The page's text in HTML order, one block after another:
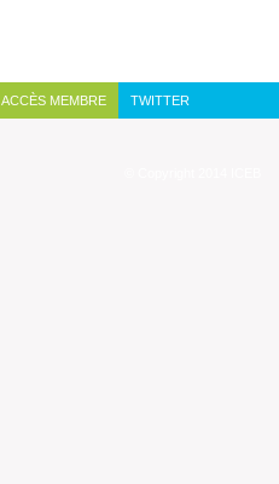
ACCÈS MEMBRE TWITTER